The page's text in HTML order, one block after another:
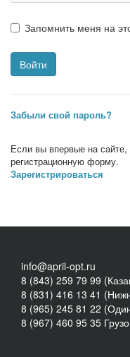
Запомнить меня на
Забыли свой пароль?
Если вы впервые на
регистрационную форму.
Зарегистрироваться
info@april-opt.ru
8 (843) 259 79 99
8 (831) 416 13 41
8 (965) 245 81 22
8 (967) 460 95 35